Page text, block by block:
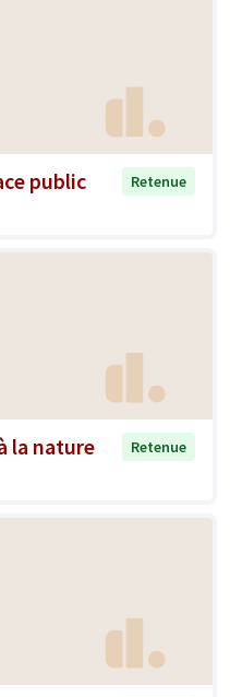
public
Retenue
la nature
Retenue